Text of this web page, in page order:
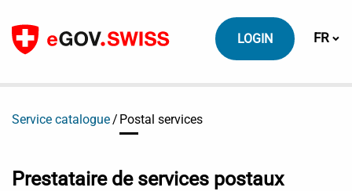
Vers le contenu
LOGIN FR
Service catalogue Postal services
Prestataire de services postaux